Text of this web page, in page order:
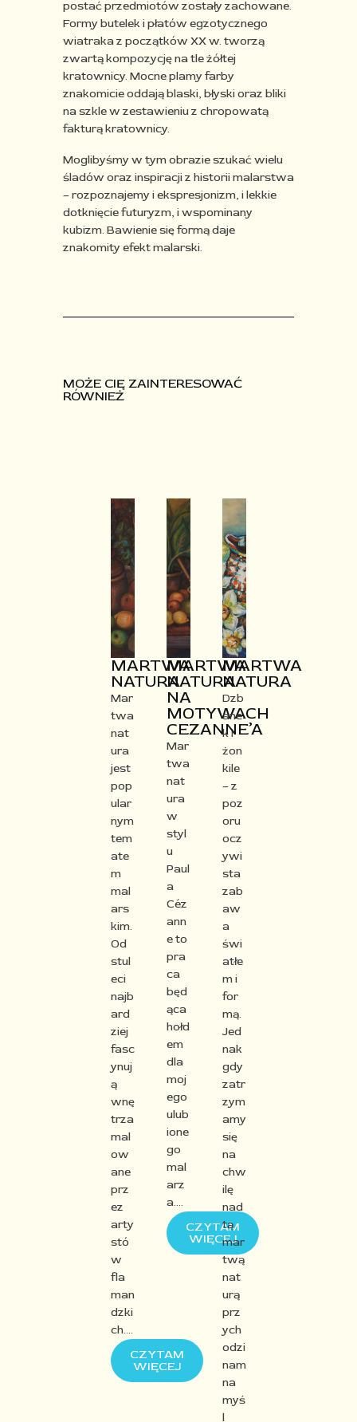
postać przedmiotów zostały zachowane.
Formy butelek i płatów egzotycznego
wiatraka z początków XXw. tworzą
zwartą kompozycję na tle żółtej
kratownicy. Mocneplamy farby
znakomicie oddają blaski, błyski oraz bliki
naszkle w zestawieniu z chropowatą
fakturą kratownicy.
Moglibyśmy w tym obrazie szukać wielu
śladów oraz inspiracjiz historii malarstwa
– rozpoznajemy i ekspresjonizm, i lekkie
dotknięcie futuryzm, i wspominany
kubizm. Bawienie sięformą daje
znakomity efekt malarski.
MOŻE CIĘ ZAINTERESOWAĆ
RÓWNIEŻ
MARTWA
NATURA​
Mar
twa
nat
ura
jest
pop
ular
nym
tem
ate
m
mal
ars
kim.
Od
stul
eci
najb
ard
ziej
fasc
ynuj
ą
wnę
trza
mal
ow
ane
prz
ez
arty
stó
w
fla
man
dzki
ch….
CZYTAM
WIĘCEJ
MARTWA
NATURA
NA
MOTYWACH
CEZANNE’A​
Mar
twa
nat
ura
w
styl
u
Paul
a
Céz
ann
e to
pra
ca
będ
ąca
hołd
em
dla
moj
ego
ulub
ione
go
mal
arz
a….
CZYTAM
WIĘCEJ
MARTWA
NATURA​
Dzb
ane
k i
żon
kile
– z
poz
oru
ocz
ywi
sta
zab
aw
a
świ
atłe
m i
for
mą.
Jed
nak
gdy
zatr
zym
amy
się
na
chw
ilę
nad
tą
mar
twą
nat
urą
prz
ych
odzi
nam
na
myś
l